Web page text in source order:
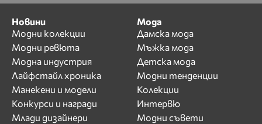
Новини
Модни колекции
Модни ревюта
Модна индустрия
Лайфстайл хроника
Манекени и модели
Конкурси и награди
Млади дизайнери
Мода
Дамска мода
Мъжка мода
Детска мода
Модни тенденции
Колекции
Интервю
Модни съвети